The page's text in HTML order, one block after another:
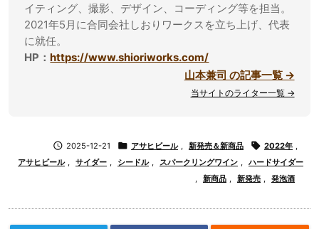
イティング、撮影、デザイン、コーディング等を担当。
2021年5月に合同会社しおりワークスを立ち上げ、代表
に就任。
HP：https://www.shioriworks.com/
山本兼司 の記事一覧 →
当サイトのライター一覧 →
 2025-12-21  アサヒビール , 新発売＆新商品  2022年 ,
アサヒビール , サイダー , シードル , スパークリングワイン , ハードサイダー
, 新商品 , 新発売 , 発泡酒